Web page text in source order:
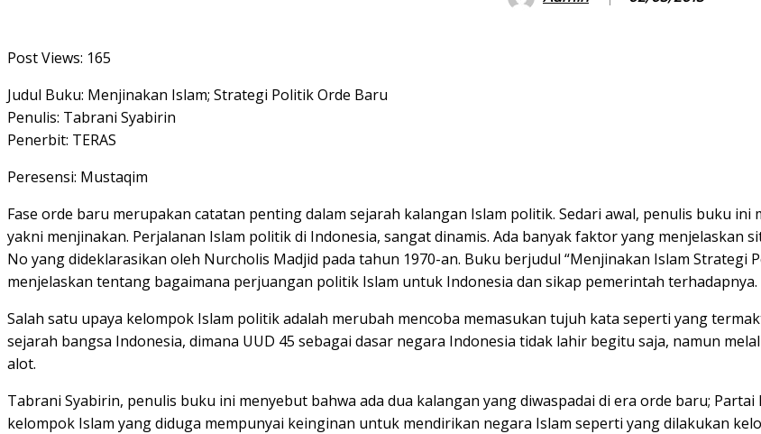
Post Views: 165
Judul Buku: Menjinakan Islam; Strategi Politik Orde Baru
Penulis: Tabrani Syabirin
Penerbit: TERAS
Peresensi: Mustaqim
Fase orde baru merupakan catatan penting dalam sejarah kalangan Islam politik. Sedari awal, penulis buku
yakni menjinakan. Perjalanan Islam politik di Indonesia, sangat dinamis. Ada banyak faktor yang menjelaskan
No yang dideklarasikan oleh Nurcholis Madjid pada tahun 1970-an. Buku berjudul “Menjinakan Islam Strategi
menjelaskan tentang bagaimana perjuangan politik Islam untuk Indonesia dan sikap pemerintah terhadapnya.
Salah satu upaya kelompok Islam politik adalah merubah mencoba memasukan tujuh kata seperti yang
sejarah bangsa Indonesia, dimana UUD 45 sebagai dasar negara Indonesia tidak lahir begitu saja, namun
alot.
Tabrani Syabirin, penulis buku ini menyebut bahwa ada dua kalangan yang diwaspadai di era orde baru;
kelompok Islam yang diduga mempunyai keinginan untuk mendirikan negara Islam seperti yang dilakukan